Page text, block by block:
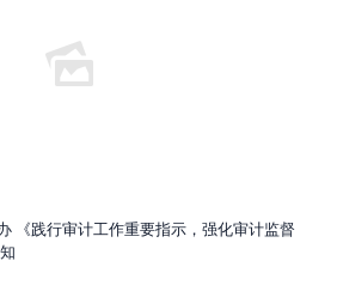
《践行审计工作重要指示，强化审计监督